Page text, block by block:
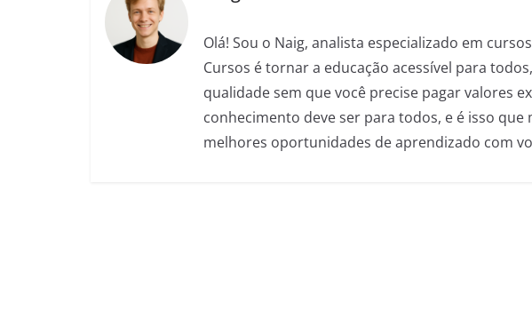
k
Olá! Sou o Naig, analista especializado em
Cursos é tornar a educação acessível para
qualidade sem que você precise pagar valores
conhecimento deve ser para todos, e é isso
melhores oportunidades de aprendizado com